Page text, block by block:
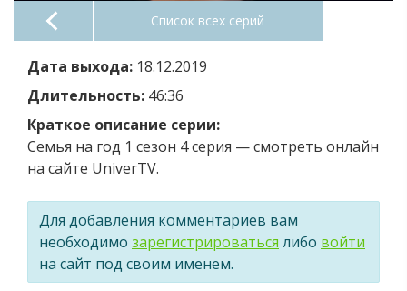
Список всех серий
Дата выхода: 18.12.2019
Длительность: 46:36
Краткое описание серии:
Семья на год 1 сезон 4 серия — смотреть онлайн
на сайте UniverTV.
Для добавления комментариев вам
необходимо зарегистрироваться либо войти
на сайт под своим именем.